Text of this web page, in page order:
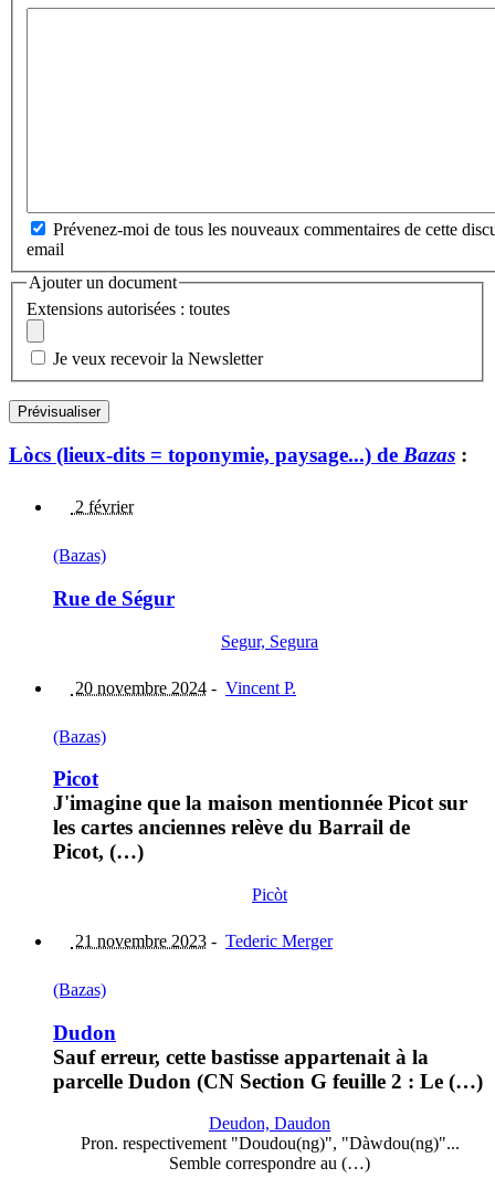
Prévenez-moi de tous les nouveaux commentaires de cette
email
Ajouter un document
Extensions autorisées : toutes
Je veux recevoir la Newsletter
Lòcs (lieux-dits = toponymie, paysage...) de Bazas :
2 février
(Bazas)
Rue de Ségur
Segur, Segura
20 novembre 2024 - Vincent P.
(Bazas)
Picot
J'imagine que la maison mentionnée Picot sur
les cartes anciennes relève du Barrail de
Picot, (…)
Picòt
21 novembre 2023 - Tederic Merger
(Bazas)
Dudon
Sauf erreur, cette bastisse appartenait à la
parcelle Dudon (CN Section G feuille 2 : Le (…)
Deudon, Daudon
Pron. respectivement "Doudou(ng)", "Dàwdou(ng)"...
Semble correspondre au (…)